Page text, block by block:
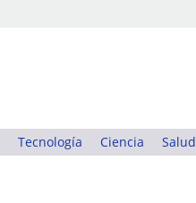
Tecnología Ciencia Salud